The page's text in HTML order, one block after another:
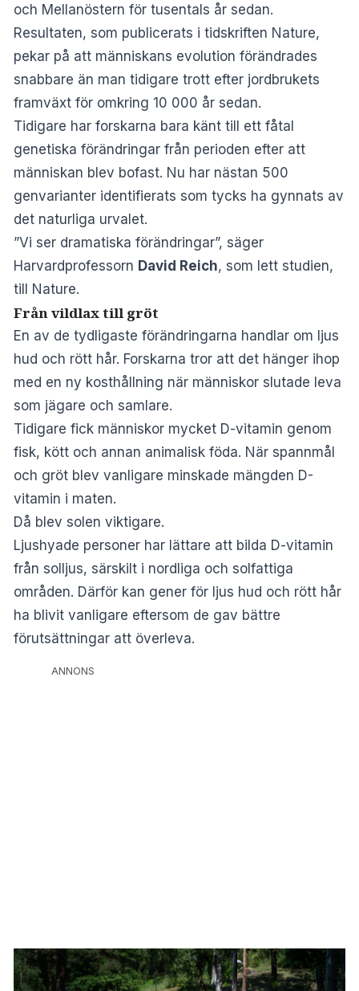
och Mellanöstern för tusentals år sedan.
Resultaten, som publicerats i tidskriften Nature,
pekar på att människans evolution förändrades
snabbare än man tidigare trott efter jordbrukets
framväxt för omkring 10 000 år sedan.
Tidigare har forskarna bara känt till ett fåtal
genetiska förändringar från perioden efter att
människan blev bofast. Nu har nästan 500
genvarianter identifierats som tycks ha gynnats av
det naturliga urvalet.
”Vi ser dramatiska förändringar”, säger
Harvardprofessorn David Reich, som lett studien,
till Nature.
Från vildlax till gröt
En av de tydligaste förändringarna handlar om ljus
hud och rött hår. Forskarna tror att det hänger ihop
med en ny kosthållning när människor slutade leva
som jägare och samlare.
Tidigare fick människor mycket D-vitamin genom
fisk, kött och annan animalisk föda. När spannmål
och gröt blev vanligare minskade mängden D-
vitamin i maten.
Då blev solen viktigare.
Ljushyade personer har lättare att bilda D-vitamin
från solljus, särskilt i nordliga och solfattiga
områden. Därför kan gener för ljus hud och rött hår
ha blivit vanligare eftersom de gav bättre
förutsättningar att överleva.
ANNONS